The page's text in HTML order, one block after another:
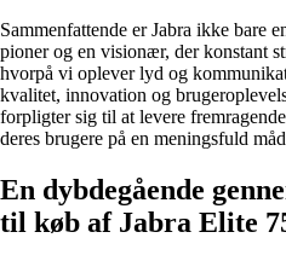
Sammenfattende er Jabra ikke bare
pioner og en visionær, der konstant
hvorpå vi oplever lyd og
kvalitet, innovation og
forpligter sig til at levere
deres brugere på en meningsfuld
En dybdegående
til køb af Jabra Elite